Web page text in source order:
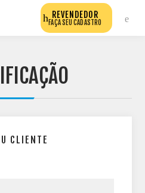
REVENDEDOR
FAÇA SEU CADASTRO
CLIENTE